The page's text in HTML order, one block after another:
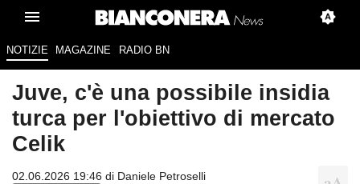
NOTIZIE MAGAZINE RADIO BN
Juve, c'è una possibile insidia
turca per l'obiettivo di mercato
Celik
02.06.2026 19:46 di Daniele Petroselli